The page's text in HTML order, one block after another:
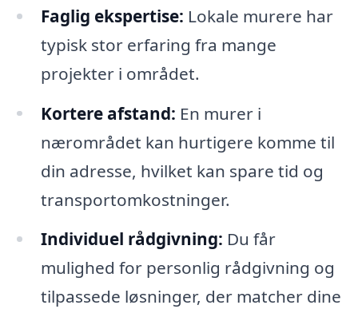
Faglig ekspertise: Lokale murere har
typisk stor erfaring fra mange
projekter i området.
Kortere afstand: En murer i
nærområdet kan hurtigere komme til
din adresse, hvilket kan spare tid og
transportomkostninger.
Individuel rådgivning: Du får
mulighed for personlig rådgivning og
tilpassede løsninger, der matcher dine